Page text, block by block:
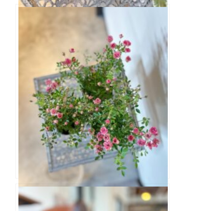
ヘデラ シルバーチャーミー 3.0寸
ミニバラ ワンダーファイブ 3寸